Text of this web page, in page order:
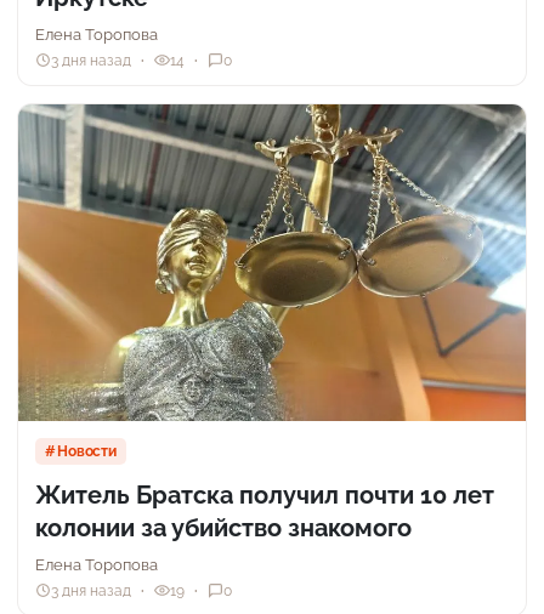
Елена Торопова
3 дня назад 14 0
Новости
Житель Братска получил почти 10 лет
колонии за убийство знакомого
Елена Торопова
3 дня назад 19 0